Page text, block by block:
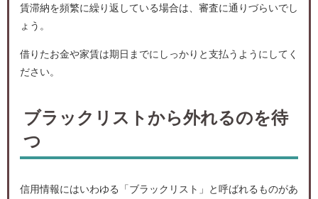
賃滞納を頻繁に繰り返している場合は、審査に通りづらいでし
ょう。
借りたお金や家賃は期日までにしっかりと支払うようにしてく
ださい。
ブラックリストから外れるのを待
つ
信用情報にはいわゆる「ブラックリスト」と呼ばれるものがあ